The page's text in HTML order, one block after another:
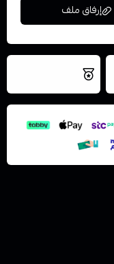
إرفاق ملف
نتميز بلجودة